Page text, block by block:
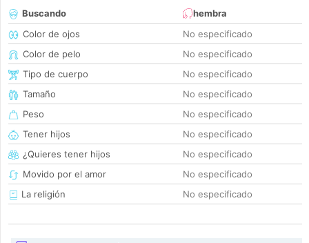
Buscando
hembra
Color de ojos
No especificado
Color de pelo
No especificado
Tipo de cuerpo
No especificado
Tamaño
No especificado
Peso
No especificado
Tener hijos
No especificado
¿Quieres tener hijos
No especificado
Movido por el amor
No especificado
La religión
No especificado